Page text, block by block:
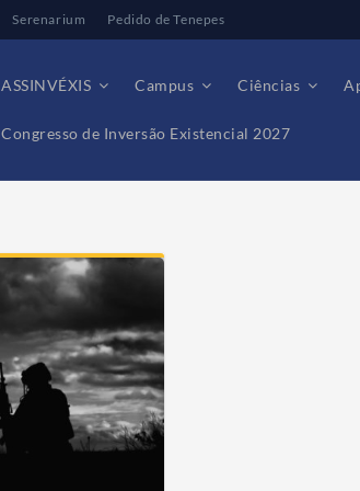
Serenarium Pedido de Tenepes
ASSINVÉXIS Campus Ciências
Congresso de Inversão Existencial 2027